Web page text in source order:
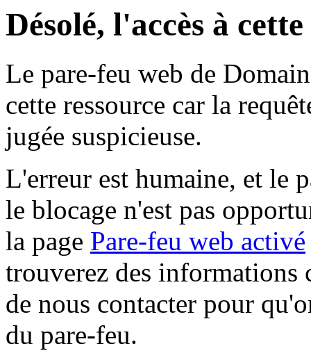
Désolé, l'accès à
Le pare-feu web de
cette ressource car la
jugée suspicieuse.
L'erreur est humaine, et le
le blocage n'est pas
la page Pare-feu web activé
trouverez des informations
de nous contacter pour
du pare-feu.